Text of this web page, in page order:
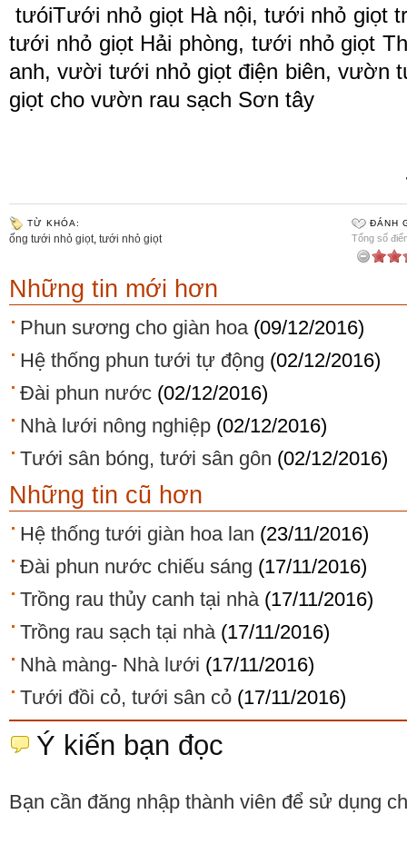
tưóiTưới nhỏ giọt Hà nội, tưới nhỏ giọt
tưới nhỏ giọt Hải phòng, tưới nhỏ giọt
anh, vười tưới nhỏ giọt điện biên, vườn
giọt cho vườn rau sạch Sơn tây
TỪ KHÓA:
ống tưới nhỏ giọt, tưới nhỏ giọt
ĐÁNH
Tổng số
Những tin mới hơn
Phun sương cho giàn hoa (09/12/2016)
Hệ thống phun tưới tự động (02/12/2016)
Đài phun nước (02/12/2016)
Nhà lưới nông nghiệp (02/12/2016)
Tưới sân bóng, tưới sân gôn (02/12/2016)
Những tin cũ hơn
Hệ thống tưới giàn hoa lan (23/11/2016)
Đài phun nước chiếu sáng (17/11/2016)
Trồng rau thủy canh tại nhà (17/11/2016)
Trồng rau sạch tại nhà (17/11/2016)
Nhà màng- Nhà lưới (17/11/2016)
Tưới đồi cỏ, tưới sân cỏ (17/11/2016)
Ý kiến bạn đọc
Bạn cần đăng nhập thành viên để sử dụng